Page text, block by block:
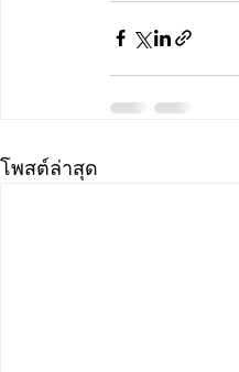
โพสต์ล่าสุด